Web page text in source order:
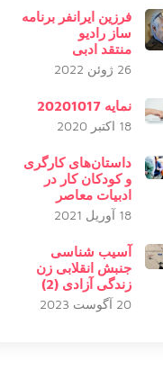
فرزین ایرانفر برنامه
ساز رادیو
منتقد ادبی
26 ژوئن 2022
نمایه 20201017
18 اکتبر 2020
داستان‌های کارگری
و کودکان کار در
ادبیات معاصر
18 آوریل 2021
آسیب شناسی
جنبش انقلابی زن
زندگی آزادی (2)
20 آگوست 2023